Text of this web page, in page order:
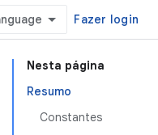
Fazer login
Nesta página
Resumo
Constantes